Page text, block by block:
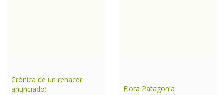
Crónica de un renacer
anunciado:
Flora Patagonia